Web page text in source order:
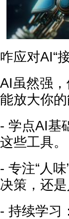
咋应对AI“
AI虽然强，
能放大你
- 学点AI基
这些工具。
- 专注“人
决策，还是
- 持续学习